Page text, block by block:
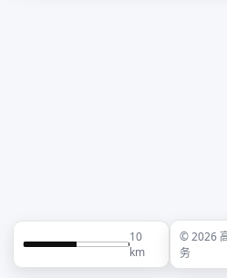
10
km
© 2026
务